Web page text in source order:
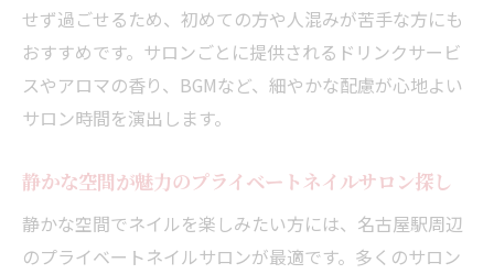
新しいサロン選びの視点を持つためのヒン
ト
自分に合ったサロンを見つける新常識を解
説
めな理由
プライベートネイルサロンで叶う深いリラ
ックス体験
せず過ごせるため、初めての方や人混みが苦手な方にも
おすすめです。サロンごとに提供されるドリンクサービ
スやアロマの香り、BGMなど、細やかな配慮が心地よい
サロン時間を演出します。
静かな空間が魅力のプライベートネイルサロン探し
静かな空間でネイルを楽しみたい方には、名古屋駅周辺
のプライベートネイルサロンが最適です。多くのサロン